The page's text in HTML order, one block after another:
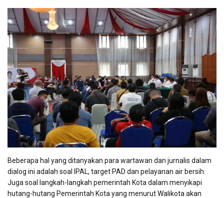
Beberapa hal yang ditanyakan para wartawan dan jurnalis dalam
dialog ini adalah soal IPAL, target PAD dan pelayanan air bersih.
Juga soal langkah-langkah pemerintah Kota dalam menyikapi
hutang-hutang Pemerintah Kota yang menurut Walikota akan